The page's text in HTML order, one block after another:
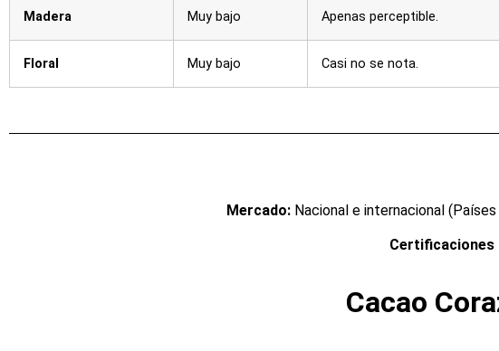
Madera Muy bajo Apenas perceptible.
Floral Muy bajo Casi no se nota.
Mercado: Nacional e internacional
Certificaciones
Cacao